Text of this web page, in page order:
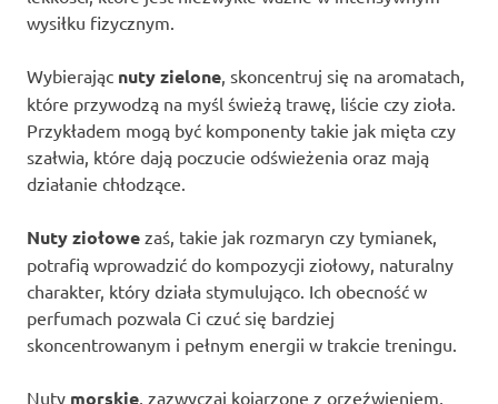
wysiłku fizycznym.
Wybierając nuty zielone, skoncentruj się na aromatach,
które przywodzą na myśl świeżą trawę, liście czy zioła.
Przykładem mogą być komponenty takie jak mięta czy
szałwia, które dają poczucie odświeżenia oraz mają
działanie chłodzące.
Nuty ziołowe zaś, takie jak rozmaryn czy tymianek,
potrafią wprowadzić do kompozycji ziołowy, naturalny
charakter, który działa stymulująco. Ich obecność w
perfumach pozwala Ci czuć się bardziej
skoncentrowanym i pełnym energii w trakcie treningu.
Nuty morskie, zazwyczaj kojarzone z orzeźwieniem,